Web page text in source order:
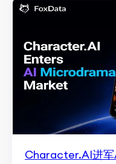
Character.AI进军